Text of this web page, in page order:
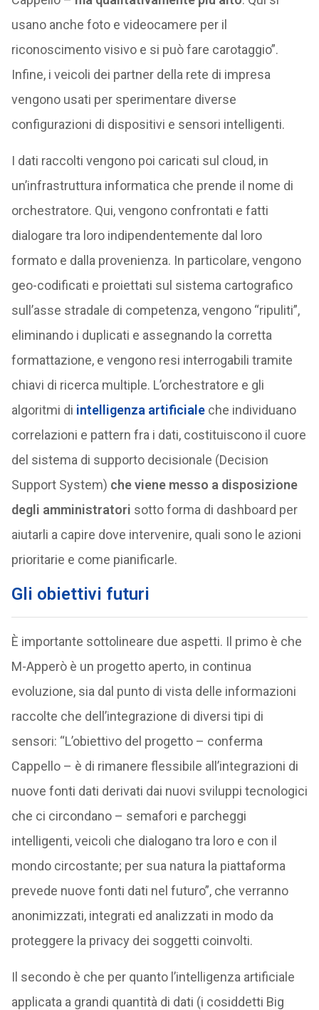
usano anche foto e videocamere per il
riconoscimento visivo e si può fare carotaggio”.
Infine, i veicoli dei partner della rete di impresa
vengono usati per sperimentare diverse
configurazioni di dispositivi e sensori intelligenti.
I dati raccolti vengono poi caricati sul cloud, in
un’infrastruttura informatica che prende il nome di
orchestratore. Qui, vengono confrontati e fatti
dialogare tra loro indipendentemente dal loro
formato e dalla provenienza. In particolare, vengono
geo-codificati e proiettati sul sistema cartografico
sull’asse stradale di competenza, vengono “ripuliti”,
eliminando i duplicati e assegnando la corretta
formattazione, e vengono resi interrogabili tramite
chiavi di ricerca multiple. L’orchestratore e gli
algoritmi di intelligenza artificialeche individuano
correlazioni e pattern fra i dati, costituiscono il cuore
del sistema di supporto decisionale (Decision
Support System) che viene messo a disposizione
degli amministratori sotto forma di dashboard per
aiutarli a capire dove intervenire, quali sono le azioni
prioritarie e come pianificarle.
Gli obiettivi futuri
È importante sottolineare due aspetti. Il primo è che
M-Apperò è un progetto aperto, in continua
evoluzione, sia dal punto di vista delle informazioni
raccolte che dell’integrazione di diversi tipi di
sensori: “L’obiettivo del progetto – conferma
Cappello – è di rimanere flessibile all’integrazioni di
nuove fonti dati derivati dai nuovi sviluppi tecnologici
che ci circondano – semafori e parcheggi
intelligenti, veicoli che dialogano tra loro e con il
mondo circostante; per sua natura la piattaforma
prevede nuove fonti dati nel futuro”, che verranno
anonimizzati, integrati ed analizzati in modo da
proteggere la privacy dei soggetti coinvolti.
Il secondo è che per quanto l’intelligenza artificiale
applicata a grandi quantità di dati (i cosiddetti Big